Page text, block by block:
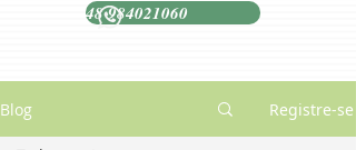
48 984021060
Blog Registre-se